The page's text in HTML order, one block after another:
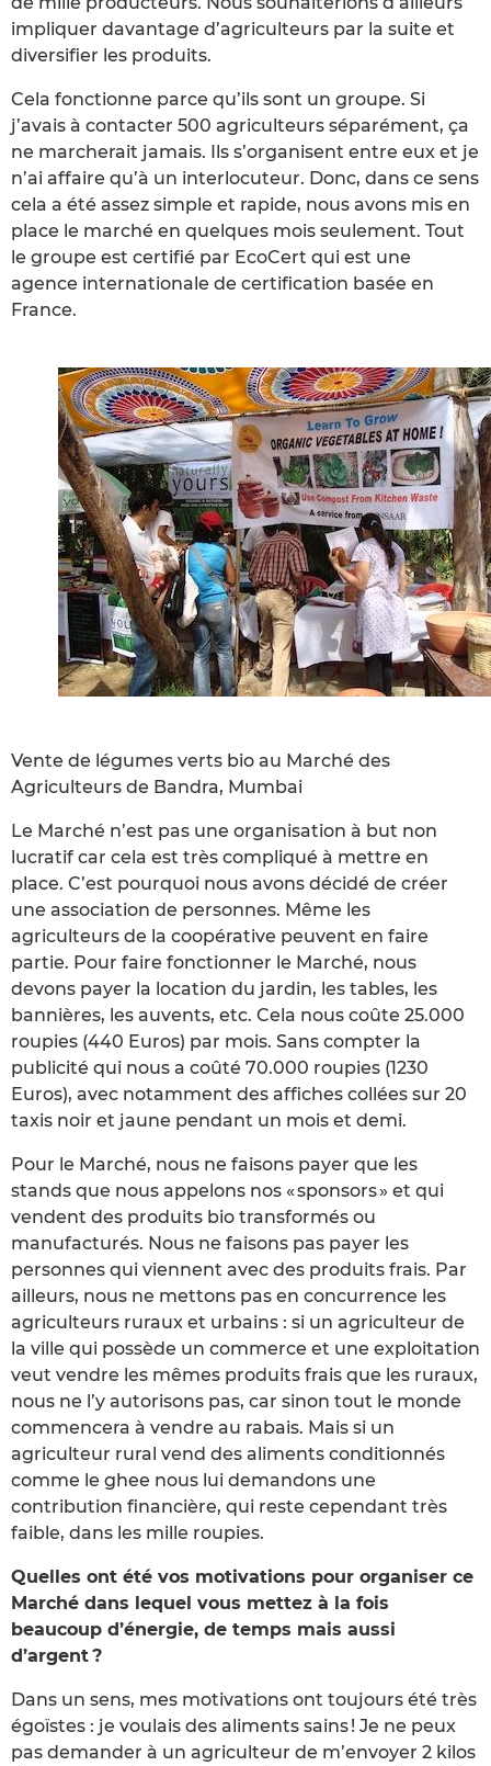
impliquer davantage d’agriculteurs par la suite et
diversifier les produits.
Cela fonctionne parce qu’ils sont un groupe. Si
j’avais à contacter 500 agriculteurs séparément, ça
ne marcherait jamais. Ils s’organisent entre eux et je
n’ai affaire qu’à un interlocuteur. Donc, dans ce sens
cela a été assez simple et rapide, nous avons mis en
place le marché en quelques mois seulement. Tout
le groupe est certifié par EcoCert qui est une
agence internationale de certification basée en
France.
Vente de légumes verts bio au Marché des
Agriculteurs de Bandra, Mumbai
Le Marché n’est pas une organisation à but non
lucratif car cela est très compliqué à mettre en
place. C’est pourquoi nous avons décidé de créer
une association de personnes. Même les
agriculteurs de la coopérative peuvent en faire
partie. Pour faire fonctionner le Marché, nous
devons payer la location du jardin, les tables, les
bannières, les auvents, etc. Cela nous coûte 25.000
roupies (440 Euros) par mois. Sans compter la
publicité qui nous a coûté 70.000 roupies (1230
Euros), avec notamment des affiches collées sur 20
taxis noir et jaune pendant un mois et demi.
Pour le Marché, nous ne faisons payer que les
stands que nous appelons nos « sponsors » et qui
vendent des produits bio transformés ou
manufacturés. Nous ne faisons pas payer les
personnes qui viennent avec des produits frais. Par
ailleurs, nous ne mettons pas en concurrence les
agriculteurs ruraux et urbains : si un agriculteur de
la ville qui possède un commerce et une exploitation
veut vendre les mêmes produits frais que les ruraux,
nous ne l’y autorisons pas, car sinon tout le monde
commencera à vendre au rabais. Mais si un
agriculteur rural vend des aliments conditionnés
comme le ghee nous lui demandons une
contribution financière, qui reste cependant très
faible, dans les mille roupies.
Quelles ont été vos motivations pour organiser ce
Marché dans lequel vous mettez à la fois
beaucoup d’énergie, de temps mais aussi
d’argent ?
Dans un sens, mes motivations ont toujours été très
égoïstes : je voulais des aliments sains ! Je ne peux
pas demander à un agriculteur de m’envoyer 2 kilos